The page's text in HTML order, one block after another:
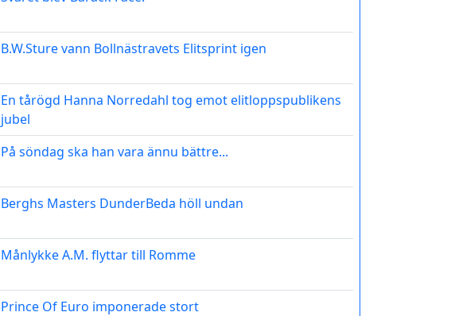
B.W.Sture vann Bollnästravets Elitsprint igen
En tårögd Hanna Norredahl tog emot elitloppspublikens
jubel
På söndag ska han vara ännu bättre...
Berghs Masters DunderBeda höll undan
Månlykke A.M. flyttar till Romme
Prince Of Euro imponerade stort